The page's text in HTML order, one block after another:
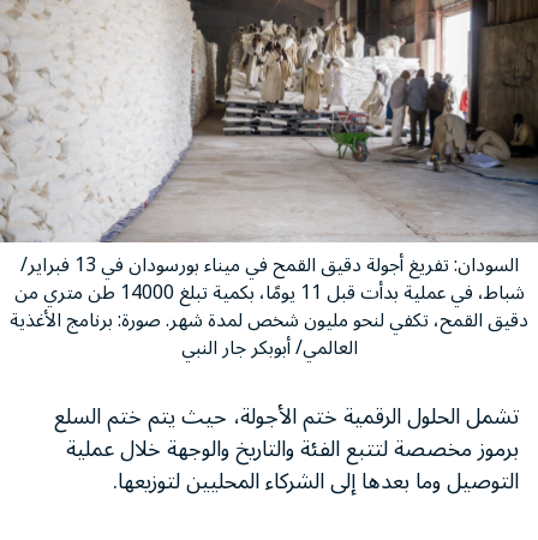
السودان: تفريغ أجولة دقيق القمح في ميناء بورسودان في 13 فبراير/
شباط، في عملية بدأت قبل 11 يومًا، بكمية تبلغ 14000 طن متري من
دقيق القمح، تكفي لنحو مليون شخص لمدة شهر. صورة: برنامج الأغذية
العالمي/ أبوبكر جار النبي
تشمل الحلول الرقمية ختم الأجولة، حيث يتم ختم السلع
برموز مخصصة لتتبع الفئة والتاريخ والوجهة خلال عملية
التوصيل وما بعدها إلى الشركاء المحليين لتوزيعها.